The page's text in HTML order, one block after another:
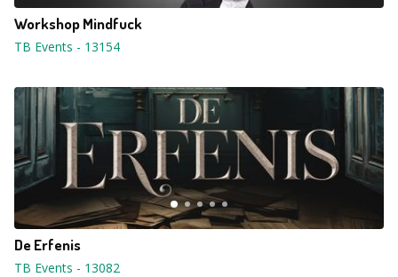
Workshop Mindfuck
TB Events - 13154
De Erfenis
TB Events - 13082